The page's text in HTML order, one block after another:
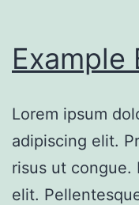
Example
Lorem ipsum
adipiscing elit.
risus ut congue.
elit.